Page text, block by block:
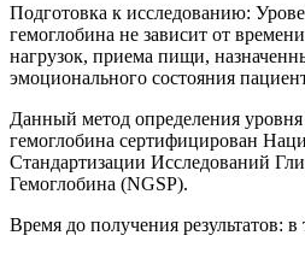
Подготовка к исследованию:
гемоглобина не зависит от
нагрузок, приема пищи,
эмоционального состояния
Данный метод определения
гемоглобина сертифицирован
Стандартизации Исследований
Гемоглобина (NGSP).
Время до получения результатов: